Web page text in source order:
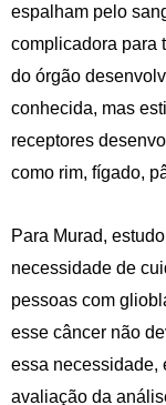
espalham pelo
complicadora para
do órgão
conhecida, mas
receptores
como rim, fígado,
Para Murad,
necessidade de
pessoas com
esse câncer não
essa necessidade,
avaliação da